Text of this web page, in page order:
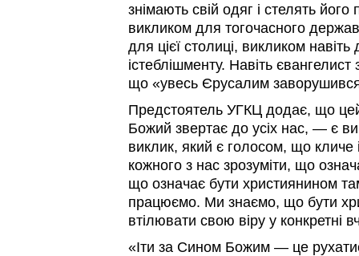
знімають свій одяг і стелять його
викликом для тогочасного
для цієї столиці, викликом навіть
істеблішменту. Навіть
що «увесь Єрусалим
Предстоятель УГКЦ додає, що
Божий звертає до усіх нас, — є
виклик, який є голосом, що кличе
кожного з нас зрозуміти, що
що означає бути християнином
працюємо. Ми знаємо, що бути
втілювати свою віру у конкретні
«Іти за Сином Божим — це